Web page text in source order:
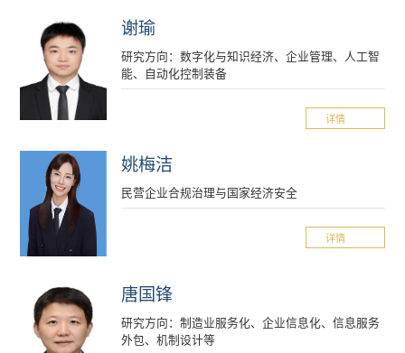
谢瑜
研究方向：数字化与知识经济、企业管理、人工智
能、自动化控制装备
详情
姚梅洁
民营企业合规治理与国家经济安全
详情
唐国锋
研究方向：制造业服务化、企业信息化、信息服务
外包、机制设计等